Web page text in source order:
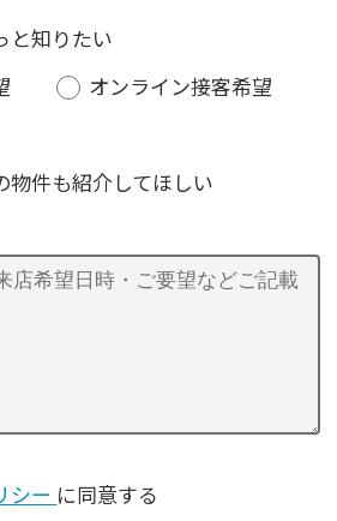
と知りたい
オンライン接客希望
物件も紹介してほしい
シー に同意する